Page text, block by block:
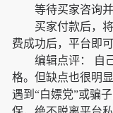
等待买家咨询并
买家付款后，将
费成功后，平台即
编辑点评： 自己
格。但缺点也很明
遇到“白嫖党”或骗